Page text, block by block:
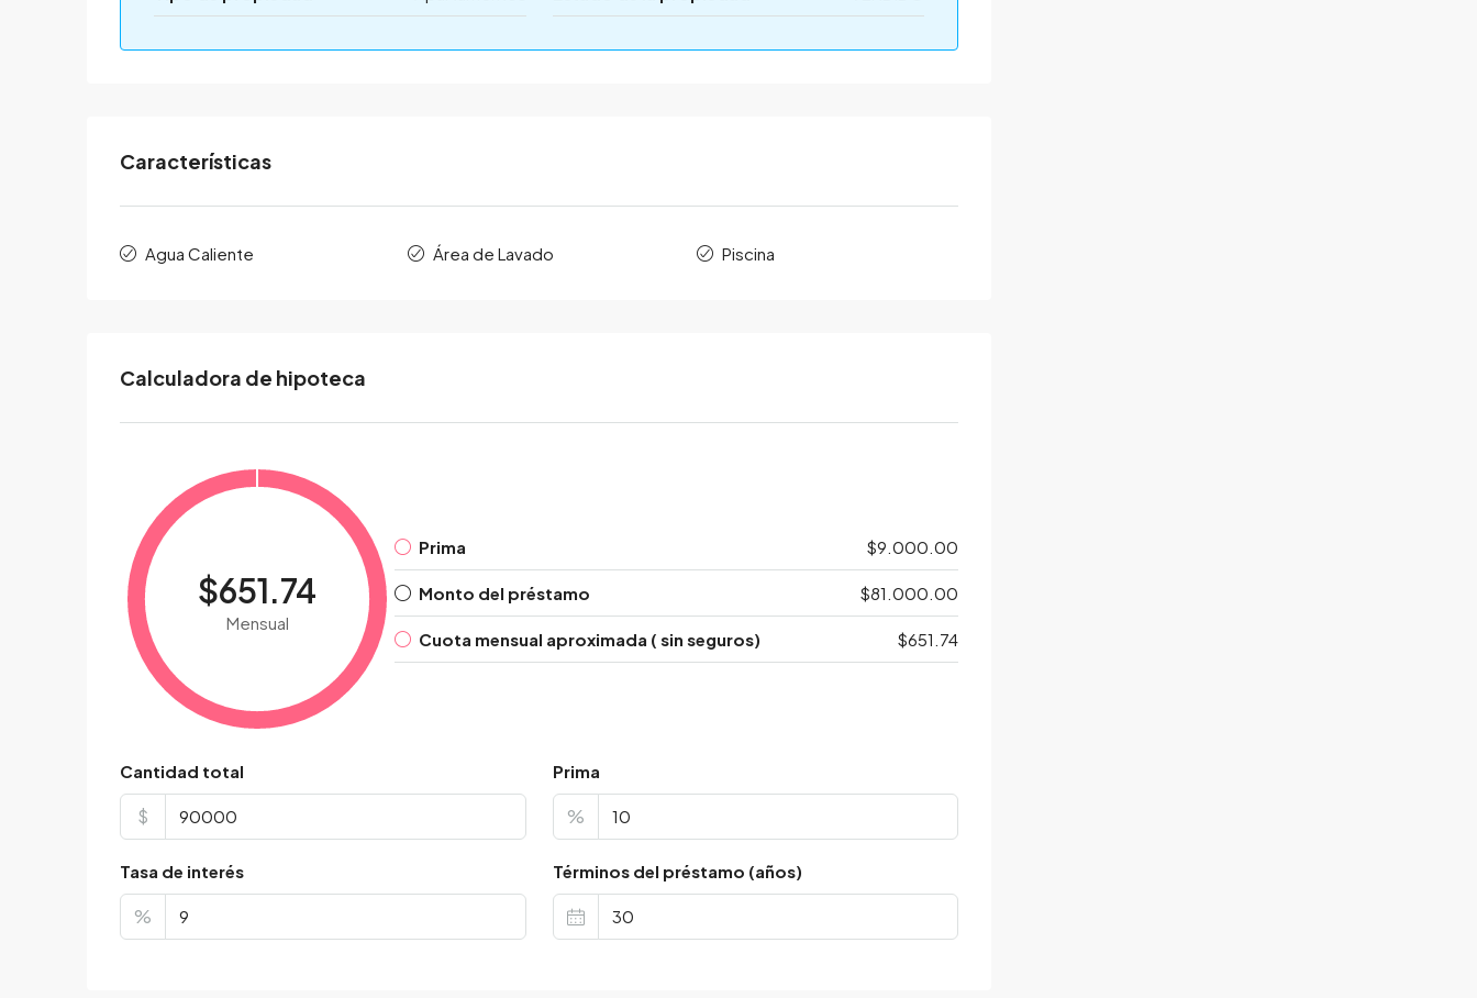
Características
Agua Caliente Área de Lavado Piscina
Calculadora de hipoteca
$651.74
Mensual
Prima $9.000.00
Monto del préstamo $81.000.00
Cuota mensual aproximada ( sin seguros) $651.74
Cantidad total
$
Prima
%
Tasa de interés
%
Términos del préstamo (años)